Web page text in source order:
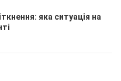
яка ситуація на